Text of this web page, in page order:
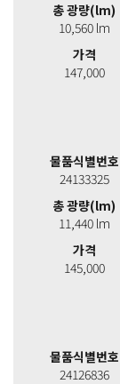
총 광량(lm)
10,560 lm
가격
147,000
물품식별번호
24133325
총 광량(lm)
11,440 lm
가격
145,000
물품식별번호
24126836